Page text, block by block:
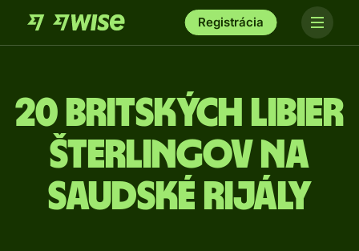
Registrácia
20 Britských libier
šterlingov na
saudské rijály